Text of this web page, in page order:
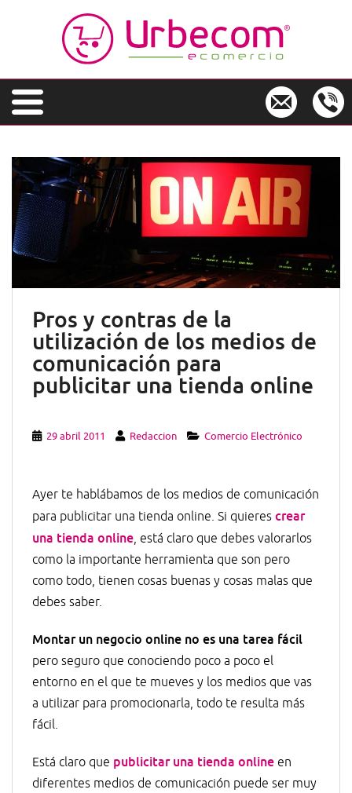
t
Pros y contras de la
utilización de los medios de
comunicación para
publicitar una tienda online
29 abril 2011 Redaccion Comercio Electrónico
Ayer te hablábamos de los medios de comunicación
para publicitar una tienda online. Si quieres crear
una tienda online, está claro que debes valorarlos
como la importante herramienta que son pero
como todo, tienen cosas buenas y cosas malas que
debes saber.
Montar un negocio online no es una tarea fácil
pero seguro que conociendo poco a poco el
entorno en el que te mueves y los medios que vas
a utilizar para promocionarla, todo te resulta más
fácil.
Está claro que publicitar una tienda online en
diferentes medios de comunicación puede ser muy